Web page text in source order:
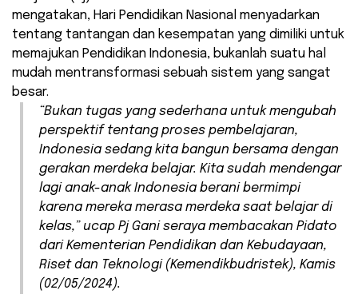
mengatakan, Hari Pendidikan Nasional menyadarkan
tentang tantangan dan kesempatan yang dimiliki untuk
memajukan Pendidikan Indonesia, bukanlah suatu hal
mudah mentransformasi sebuah sistem yang sangat
besar.
“Bukan tugas yang sederhana untuk mengubah
perspektif tentang proses pembelajaran,
Indonesia sedang kita bangun bersama dengan
gerakan merdeka belajar. Kita sudah mendengar
lagi anak-anak Indonesia berani bermimpi
karena mereka merasa merdeka saat belajar di
kelas,” ucap Pj Gani seraya membacakan Pidato
dari Kementerian Pendidikan dan Kebudayaan,
Riset dan Teknologi (Kemendikbudristek), Kamis
(02/05/2024).